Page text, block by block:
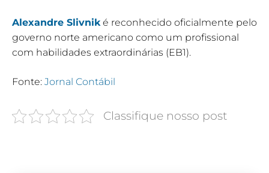
Alexandre Slivniké reconhecido oficialmente pelo
governo norte americano como um profissional
com habilidades extraordinárias (EB1).
Fonte: Jornal Contábil
Classifique nosso post